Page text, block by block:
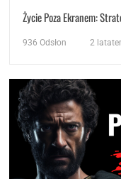
Życie Poza Ekranem:
936 Odsłon 2